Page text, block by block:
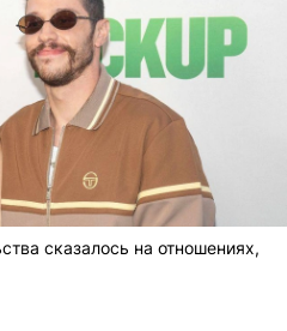
сказалось на отношениях,